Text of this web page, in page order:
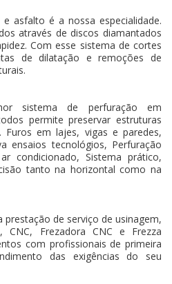
asfalto é a nossa especialidade.
através de discos diamantados
Com esse sistema de cortes
de dilatação e remoções de
sistema de perfuração em
permite preservar estruturas
Furos em lajes, vigas e paredes,
ensaios tecnológios, Perfuração
condicionado, Sistema prático,
tanto na horizontal como na
de serviço de usinagem,
CNC, Frezadora CNC e Frezza
com profissionais de primeira
das exigências do seu